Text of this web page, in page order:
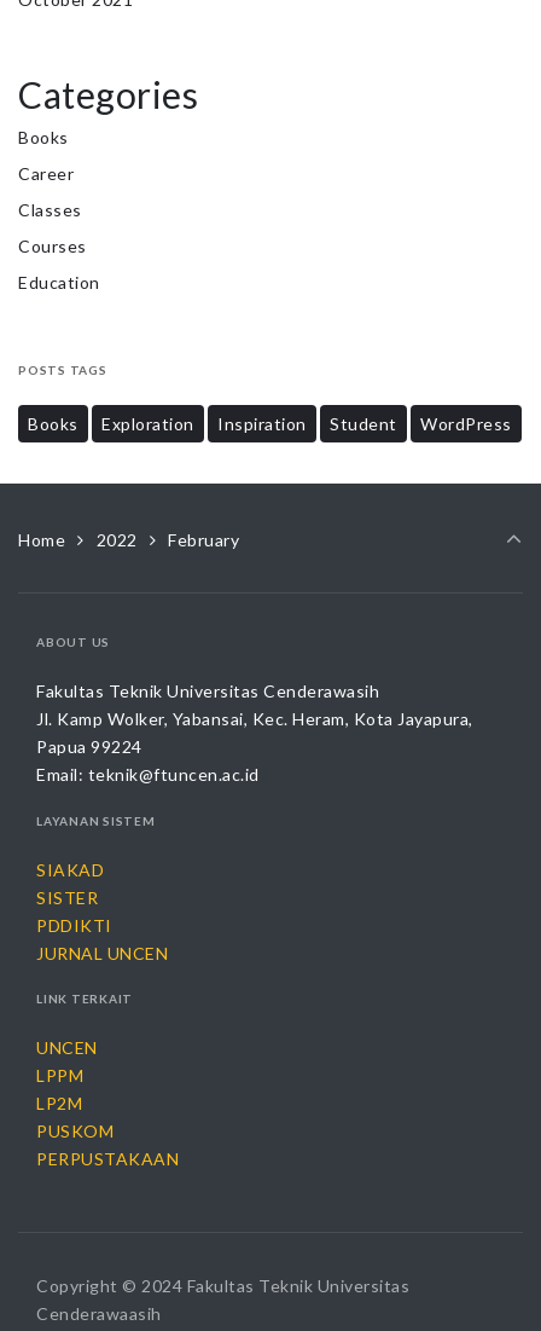
Categories
Books
Career
Classes
Courses
Education
POSTS TAGS
Books Exploration Inspiration Student WordPress
Home 2022 February
ABOUT US
Fakultas Teknik Universitas Cenderawasih
Jl. Kamp Wolker, Yabansai, Kec. Heram, Kota Jayapura,
Papua 99224
Email: teknik@ftuncen.ac.id
LAYANAN SISTEM
SIAKAD
SISTER
PDDIKTI
JURNAL UNCEN
LINK TERKAIT
UNCEN
LPPM
LP2M
PUSKOM
PERPUSTAKAAN
Copyright © 2024 Fakultas Teknik Universitas
Cenderawaasih